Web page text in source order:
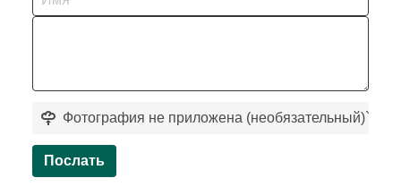
Фотография не приложена (необязательный)`
Послать